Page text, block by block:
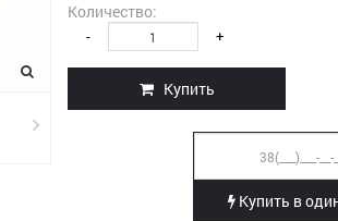
Количество:
- +
Купить
Купить в